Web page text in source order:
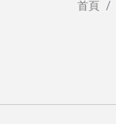
首頁